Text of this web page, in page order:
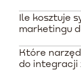
Główną
uzupełnieniu
podniesienie
Ile kosztuje
marketingu
Koszty zależą
Które
do integracji